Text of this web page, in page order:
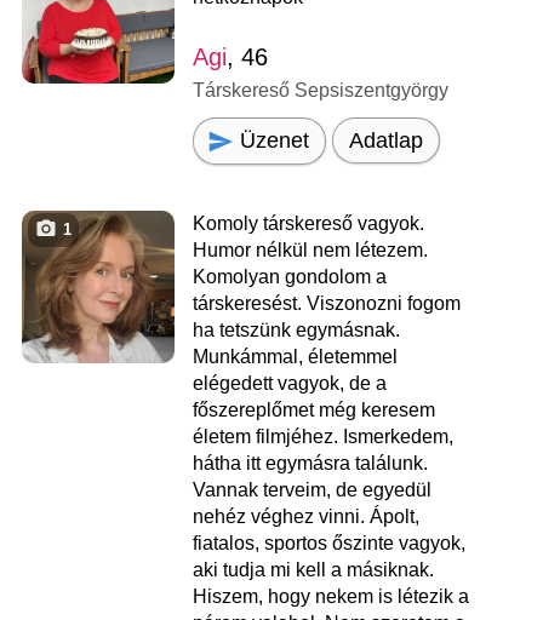
Agi, 46
Társkereső Sepsiszentgyörgy
Üzenet Adatlap
1
Komoly társkereső vagyok.
Humor nélkül nem létezem.
Komolyan gondolom a
társkeresést. Viszonozni fogom
ha tetszünk egymásnak.
Munkámmal, életemmel
elégedett vagyok, de a
főszereplőmet még keresem
életem filmjéhez. Ismerkedem,
hátha itt egymásra találunk.
Vannak terveim, de egyedül
nehéz véghez vinni. Ápolt,
fiatalos, sportos őszinte vagyok,
aki tudja mi kell a másiknak.
Hiszem, hogy nekem is létezik a